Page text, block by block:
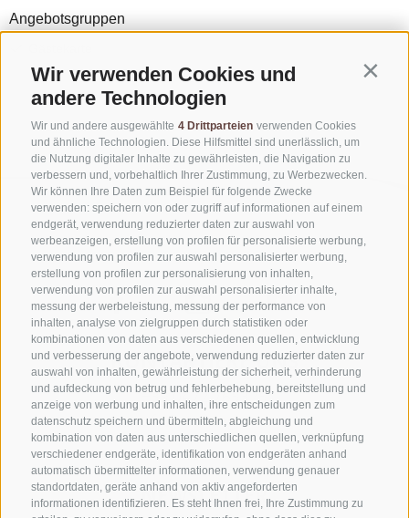
Wir verwenden Cookies und
andere Technologien
Wir und andere ausgewählte 4 Drittparteien verwenden Cookies
und ähnliche Technologien. Diese Hilfsmittel sind unerlässlich, um
die Nutzung digitaler Inhalte zu gewährleisten, die Navigation zu
verbessern und, vorbehaltlich Ihrer Zustimmung, zu Werbezwecken.
Wir können Ihre Daten zum Beispiel für folgende Zwecke
verwenden: speichern von oder zugriff auf informationen auf einem
endgerät, verwendung reduzierter daten zur auswahl von
werbeanzeigen, erstellung von profilen für personalisierte werbung,
verwendung von profilen zur auswahl personalisierter werbung,
erstellung von profilen zur personalisierung von inhalten,
verwendung von profilen zur auswahl personalisierter inhalte,
messung der werbeleistung, messung der performance von
inhalten, analyse von zielgruppen durch statistiken oder
kombinationen von daten aus verschiedenen quellen, entwicklung
und verbesserung der angebote, verwendung reduzierter daten zur
auswahl von inhalten, gewährleistung der sicherheit, verhinderung
und aufdeckung von betrug und fehlerbehebung, bereitstellung und
anzeige von werbung und inhalten, ihre entscheidungen zum
datenschutz speichern und übermitteln, abgleichung und
kombination von daten aus unterschiedlichen quellen, verknüpfung
verschiedener endgeräte, identifikation von endgeräten anhand
automatisch übermittelter informationen, verwendung genauer
standortdaten, geräte anhand von aktiv angeforderten
informationen identifizieren. Es steht Ihnen frei, Ihre Zustimmung zu
KONTAKTIERE UNS
+39 0472 765325
info@sterzing.com
NEWSLETTER